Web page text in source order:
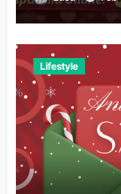
Lifestyle